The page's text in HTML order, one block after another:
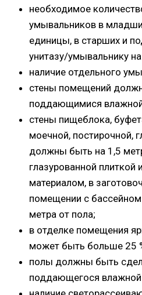
необходимое
умывальников в
единицы, в старших и
унитазу/умывальнику
наличие отдельного
стены помещений
поддающимися
стены пищеблока,
моечной, постирочной,
должны быть на 1,5
глазурованной плиткой
материалом, в
помещении с
метра от пола;
в отделке помещения
может быть больше 25
полы должны быть
поддающегося